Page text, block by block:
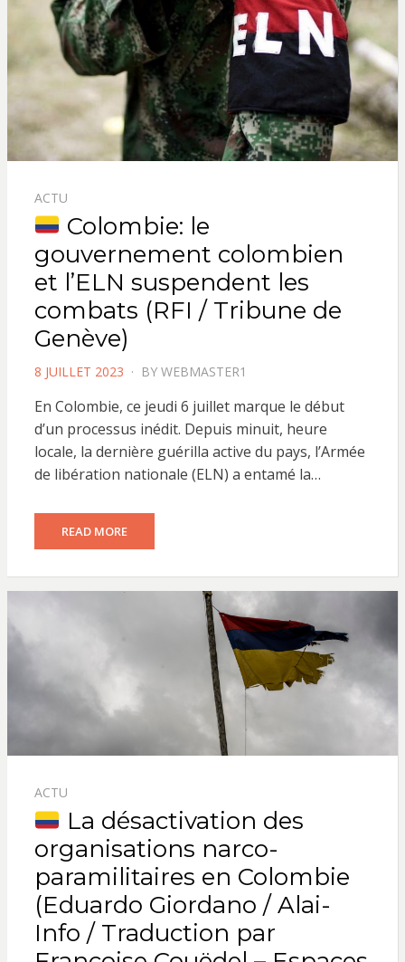
ACTU
Colombie: le
gouvernement colombien
et l’ELN suspendent les
combats (RFI / Tribune de
Genève)
POSTED
8 JUILLET 2023 BY WEBMASTER1
En Colombie, ce jeudi 6 juillet marque le début
d’un processus inédit. Depuis minuit, heure
locale, la dernière guérilla active du pays, l’Armée
de libération nationale (ELN) a entamé la…
READ MORE
ACTU
La désactivation des
organisations narco-
paramilitaires en Colombie
(Eduardo Giordano / Alai-
Info / Traduction par